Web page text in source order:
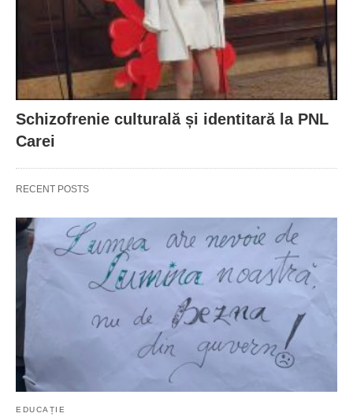
Schizofrenie culturală și identitară la PNL
Carei
RECENT POSTS
EDUCAȚIE